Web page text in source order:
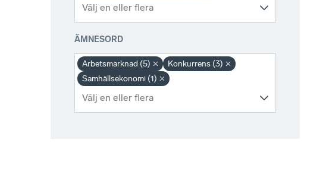
ÄMNESORD
Arbetsmarknad (5)
Konkurrens (3)
Samhällsekonomi (1)